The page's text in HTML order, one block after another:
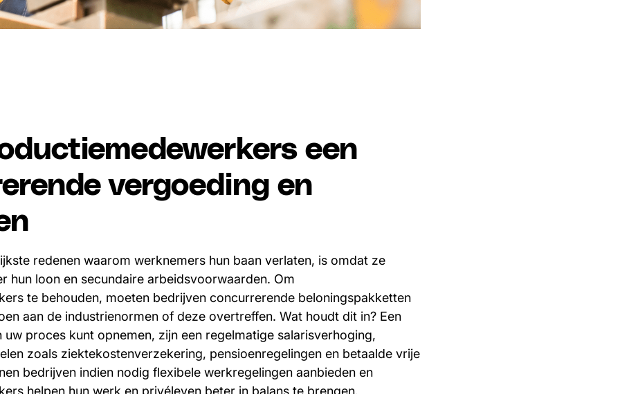
een
vergoeding en
redenen waarom werknemers hun baan verlaten, is omdat ze
hun loon en secundaire arbeidsvoorwaarden. Om
te behouden, moeten bedrijven concurrerende beloningspakketten
aan de industrienormen of deze overtreffen. Wat houdt dit in? Een
uw proces kunt opnemen, zijn een regelmatige salarisverhoging,
zoals ziektekostenverzekering, pensioenregelingen en betaalde vrije
bedrijven indien nodig flexibele werkregelingen aanbieden en